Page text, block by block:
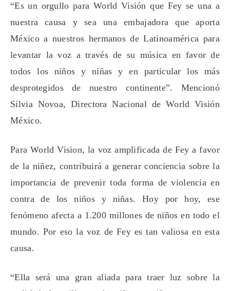
“Es un orgullo para World Visión que Fey se una a
nuestra causa y sea una embajadora que aporta
México a nuestros hermanos de Latinoamérica para
levantar la voz a través de su música en favor de
todos los niños y niñas y en particular los más
desprotegidos de nuestro continente”. Mencionó
Silvia Novoa, Directora Nacional de World Visión
México.
Para World Vision, la voz amplificada de Fey a favor
de la niñez, contribuirá a generar conciencia sobre la
importancia de prevenir toda forma de violencia en
contra de los niños y niñas. Hoy por hoy, ese
fenómeno afecta a 1.200 millones de niños en todo el
mundo. Por eso la voz de Fey es tan valiosa en esta
causa.
“Ella será una gran aliada para traer luz sobre la